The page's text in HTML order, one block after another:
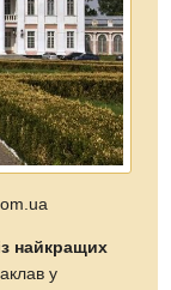
найкращих
у